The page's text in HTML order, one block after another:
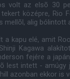
volt az elsõ 30
középre, Rio
mellõl, alig bólintott
a kapu elé, amit
Kagawa
fejére a
lest intett -
azonban ekkor is